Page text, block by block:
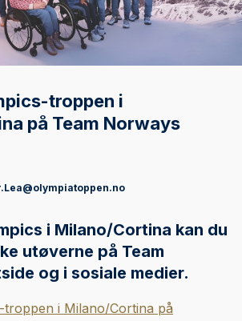
troppen i
på Team Norways
i Milano/Cortina kan du
utøverne på Team
og i sosiale medier.
troppen i Milano/Cortina på